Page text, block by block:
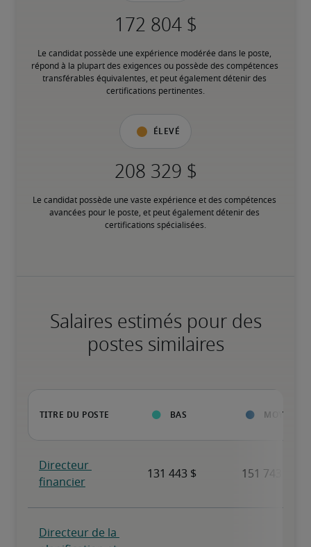
Le candidat possède une expérience modérée dans le poste,
répond à la plupart des exigences ou possède des compétences
transférables équivalentes, et peut également détenir des
certifications pertinentes.
Élevé
Le candidat possède une vaste expérience et des compétences
avancées pour le poste, et peut également détenir des
certifications spécialisées.
Salaires estimés pour des
postes similaires